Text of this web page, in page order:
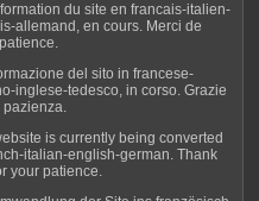
du site en francais-italien-
allemand, en cours. Merci de
del sito in francese-
inglese-tedesco, in corso. Grazie
pazienza.
is currently being converted
italian-english-german. Thank
your patience.